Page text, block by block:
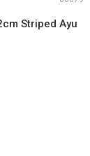
Striped Ayu